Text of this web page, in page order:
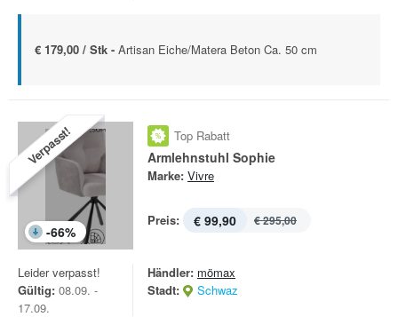
€ 179,00 / Stk - Artisan Eiche/Matera Beton Ca. 50 cm
Verpasst!
-66%
Top Rabatt
Armlehnstuhl Sophie
Marke: Vivre
Preis: € 99,90 € 295,00
Leider verpasst!
Gültig: 08.09. -
17.09.
Händler: mömax
Stadt:
Schwaz